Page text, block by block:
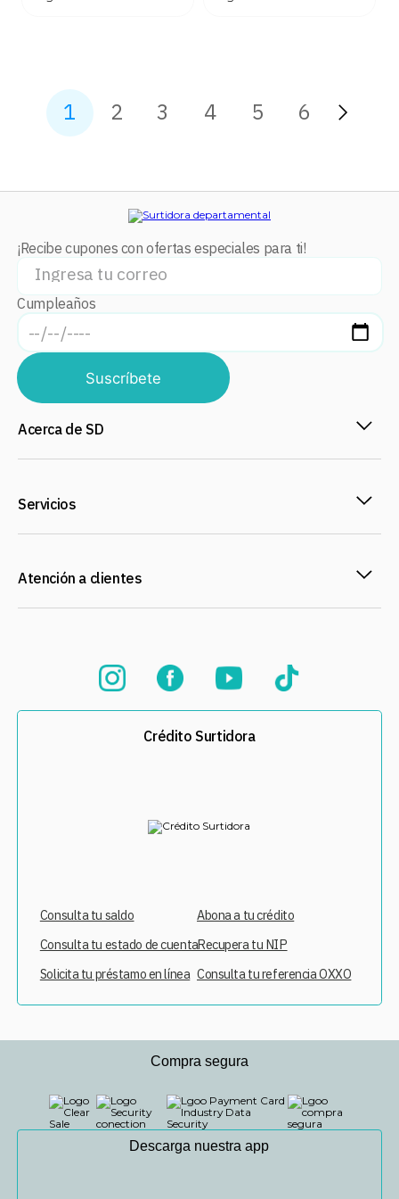
1 2 3 4 5 6
¡Recibe cupones con ofertas especiales para ti!
Cumpleaños
Suscríbete
Acerca de SD
Servicios
Atención a clientes
Crédito Surtidora
Consulta tu saldo
Consulta tu estado de cuenta
Solicita tu préstamo en línea
Abona a tu crédito
Recupera tu NIP
Consulta tu referencia OXXO
Compra segura
Descarga nuestra app